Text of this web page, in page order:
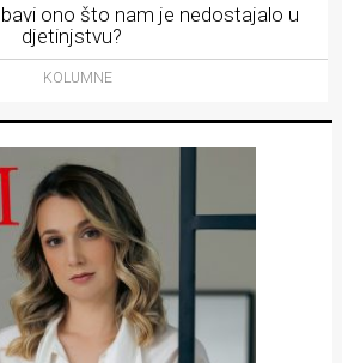
ono što nam je nedostajalo u
djetinjstvu?
KOLUMNE